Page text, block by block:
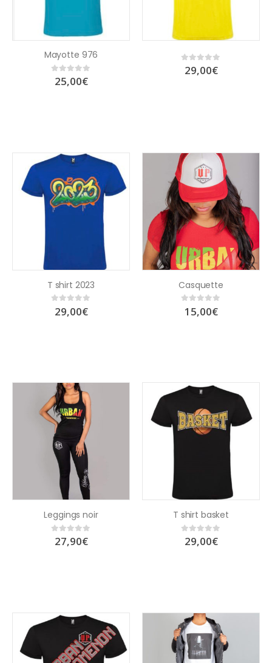
Mayotte 976
0out of 5
25,00€
0out of 5
29,00€
T shirt 2023
0out of 5
29,00€
Casquette
out of 5
15,00€
Leggings noir
0out of 5
27,90€
T shirt basket
0out of 5
29,00€